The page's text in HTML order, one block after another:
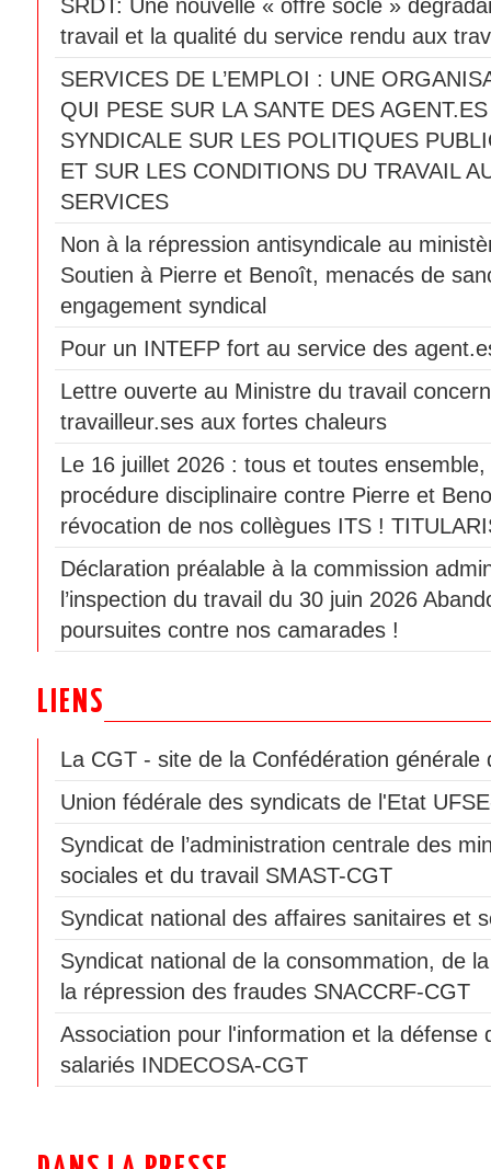
SRDT: Une nouvelle « offre socle »
travail et la qualité du service rendu aux
SERVICES DE L’EMPLOI : UNE
QUI PESE SUR LA SANTE DES
SYNDICALE SUR LES POLITIQUES
ET SUR LES CONDITIONS DU TRAVAIL
SERVICES
Non à la répression antisyndicale au
Soutien à Pierre et Benoît, menacés de
engagement syndical
Pour un INTEFP fort au service des
Lettre ouverte au Ministre du travail
travailleur.ses aux fortes chaleurs
Le 16 juillet 2026 : tous et toutes
procédure disciplinaire contre Pierre et
révocation de nos collègues ITS !
Déclaration préalable à la commission
l’inspection du travail du 30 juin 2026
poursuites contre nos camarades !
LIENS
La CGT - site de la Confédération générale
Union fédérale des syndicats de l'Etat
Syndicat de l’administration centrale des
sociales et du travail SMAST-CGT
Syndicat national des affaires sanitaires et
Syndicat national de la consommation, de
la répression des fraudes SNACCRF-CGT
Association pour l'information et la défense
salariés INDECOSA-CGT